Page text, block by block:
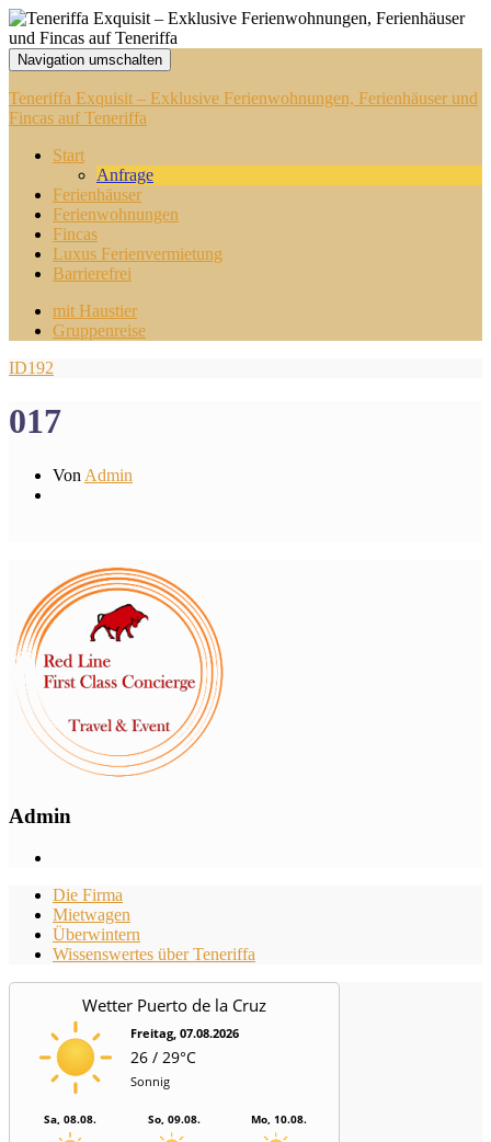
Navigation umschalten
Teneriffa Exquisit – Exklusive Ferienwohnungen, Ferienhäuser und
Fincas auf Teneriffa
Start
Anfrage
Ferienhäuser
Ferienwohnungen
Fincas
Luxus Ferienvermietung
Barrierefrei
mit Haustier
Gruppenreise
ID192
017
Von Admin
Admin
Die Firma
Mietwagen
Überwintern
Wissenswertes über Teneriffa
Wetter Puerto de la Cruz
Freitag, 07.08.2026
26 / 29°C
Sonnig
Sa, 08.08. So, 09.08. Mo, 10.08.